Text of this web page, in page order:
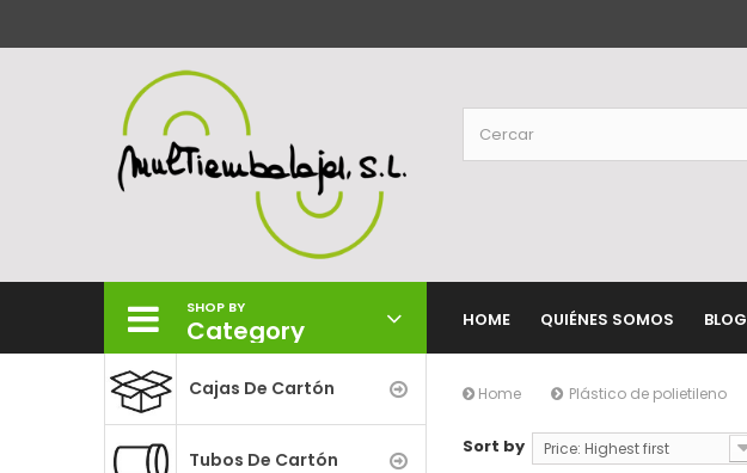
SHOP BY
Category
Cajas De Cartón
Tubos De Cartón
HOME QUIÉNES SOMOS BLOG
Home Plástico de polietileno
Sort by Price: Highest first